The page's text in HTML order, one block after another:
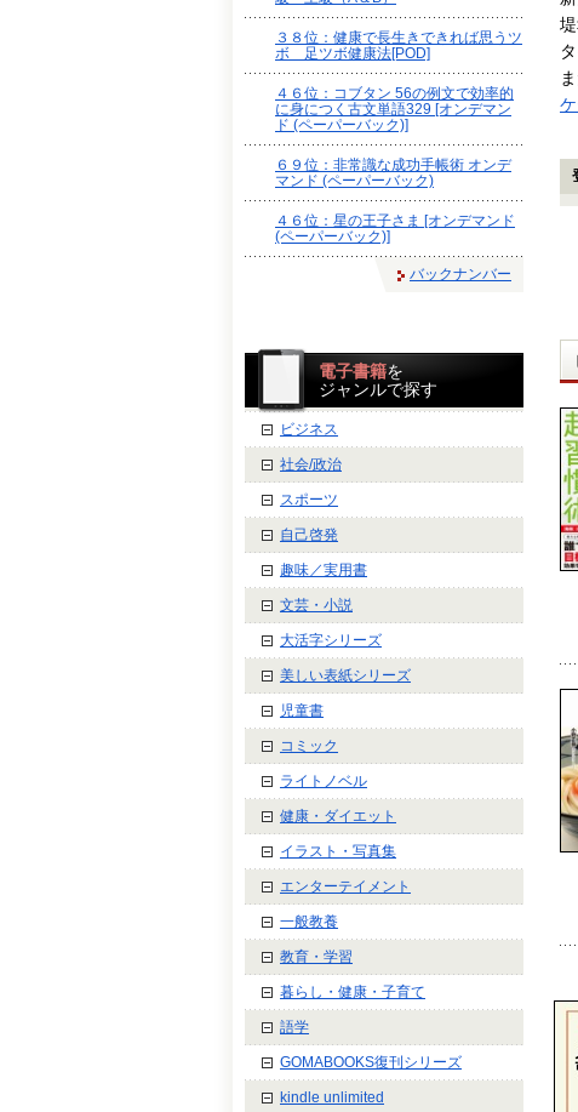
３８位：健康で長生きできれば思うツ
ボ 足ツボ健康法[POD]
４６位：コブタン 56の例文で効率的
に身につく古文単語329 [オンデマン
ド (ペーパーバック)]
６９位：非常識な成功手帳術 オンデ
マンド (ペーパーバック)
４６位：星の王子さま [オンデマンド
(ペーパーバック)]
バックナンバー
電子書籍を
ジャンルで探す
ビジネス
社会/政治
スポーツ
自己啓発
趣味／実用書
文芸・小説
大活字シリーズ
美しい表紙シリーズ
児童書
コミック
ライトノベル
健康・ダイエット
イラスト・写真集
エンターテイメント
一般教養
教育・学習
暮らし・健康・子育て
語学
GOMABOOKS復刊シリーズ
kindle unlimited